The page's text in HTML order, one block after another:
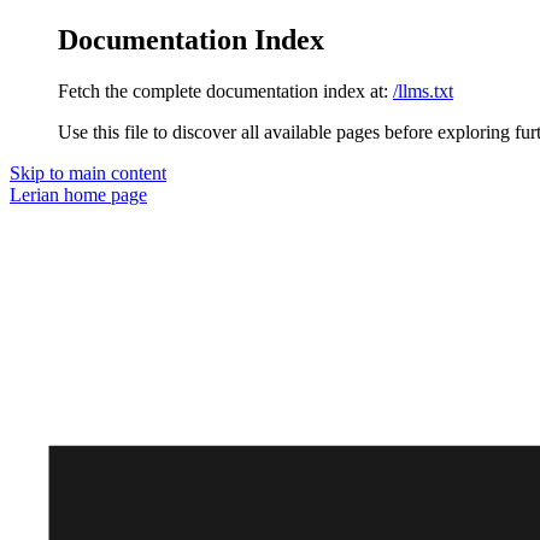
Documentation Index
Fetch the complete documentation index at: /llms.txt
Use this file to discover all available pages before exploring
Skip to main content
Lerian home page